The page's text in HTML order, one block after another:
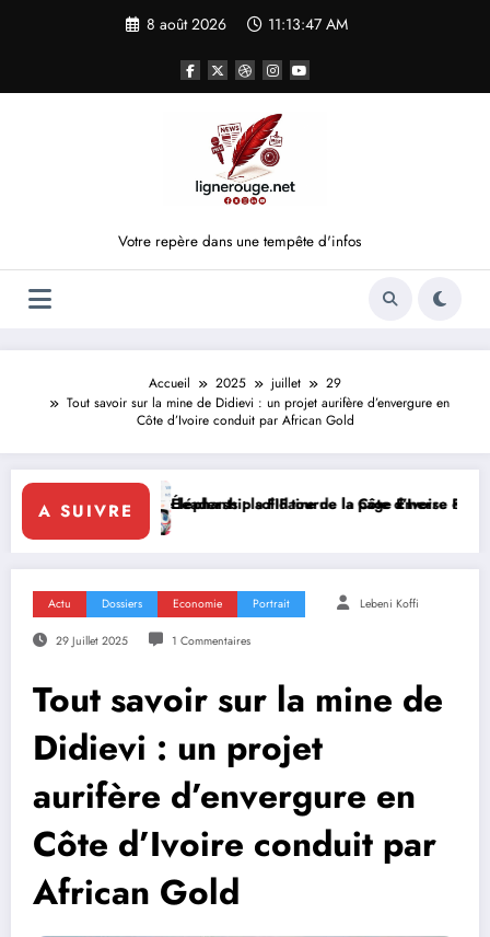
8 août 2026 11:13:48 AM
Votre repère dans une tempête d'infos
Accueil 2025 juillet
29
Tout savoir sur la mine de Didievi : un projet aurifère d’envergure en
Côte d’Ivoire conduit par African Gold
A SUIVREsolidaire de la Côte d’Ivoire en Afrique
Éléphants : la FIF tourne la page Emerse Faé Diplomatie
Actu Dossiers Economie Portrait Lebeni Koffi
29 Juillet 2025 1 Commentaires
Tout savoir sur la mine de
Didievi : un projet
aurifère d’envergure en
Côte d’Ivoire conduit par
African Gold